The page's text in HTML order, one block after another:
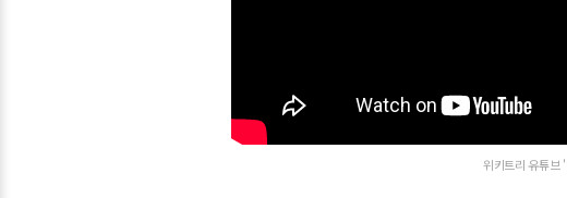
위키트리 유튜브